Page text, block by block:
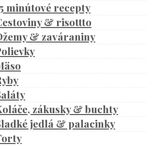
minútové recepty
& risottto
& zaváraniny
zákusky & buchty
jedlá & palacinky